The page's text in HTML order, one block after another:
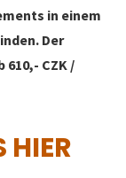
in einem
Der
CZK /
HIER